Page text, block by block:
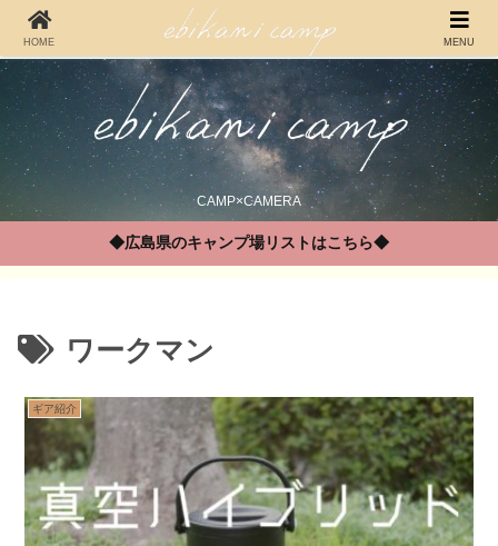
CAMP×CAMERA
◆広島県のキャンプ場リストはこちら◆
ワークマン
ギア紹介
HOME MENU